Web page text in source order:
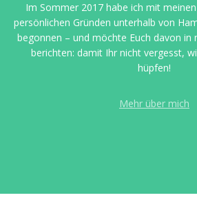
Im Sommer 2017 habe ich mit
persönlichen Gründen unterhalb von
begonnen – und möchte Euch davon in
berichten: damit Ihr nicht vergesst,
hüpfen!
Mehr über mich